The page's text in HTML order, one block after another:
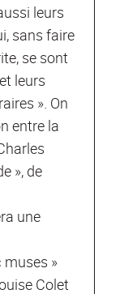
leurs
sans faire
se sont
leurs
». On
entre la
», de
une
muses »
Colet